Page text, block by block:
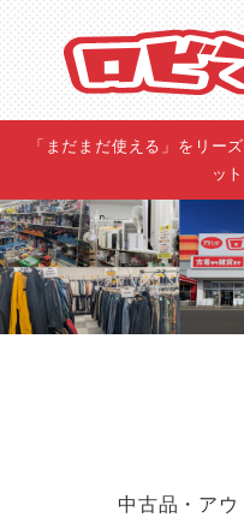
ロビンフッ
ト
「まだまだ使える」をリー
ッ
中古品・ア